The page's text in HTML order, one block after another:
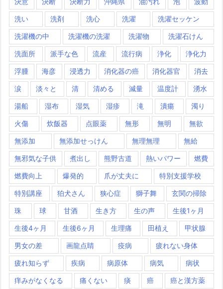
洗い 洗剤 洗心 洗濯 洗濯セッケン
洗濯機の中 洗濯機の洗濯 洗濯物 洗濯石けん
洗面所 派手な色 流産 流行病 浄化 浄化力
浮腫 海彦 浸透力 消化器の癌 消化器官 消去
涙 淡々と 清 清める 減量 温度計 湧水
湯船 湿布 湿気 湿疹 滝 潰瘍 濁り
火傷 炊飯器 点眼薬 無形 無明 無欲
無添加 無添加せっけん 無理無理 無給
無邪気な子供 煮出し 熊野古道 熱いパワー 燃費
燃費向上 爆発的 爪が丈夫に 特別支援学校
特別講座 狛犬さん 狭心症 獅子舞 玄関の掃除
珠 球 甘酒 生き方 生の声 生後1ヶ月
生後4ヶ月 生後6ヶ月 生理痛 田植え 甲状腺
男女の差 画龍点睛 疫病 疲れない身体
疲れ知らず 疾病 病原体 病気 病状
痒みがなくなる 痛くない 痰 癌 癌と漢方薬